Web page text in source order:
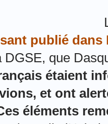
publié dans
que
étaient
et ont
éléments